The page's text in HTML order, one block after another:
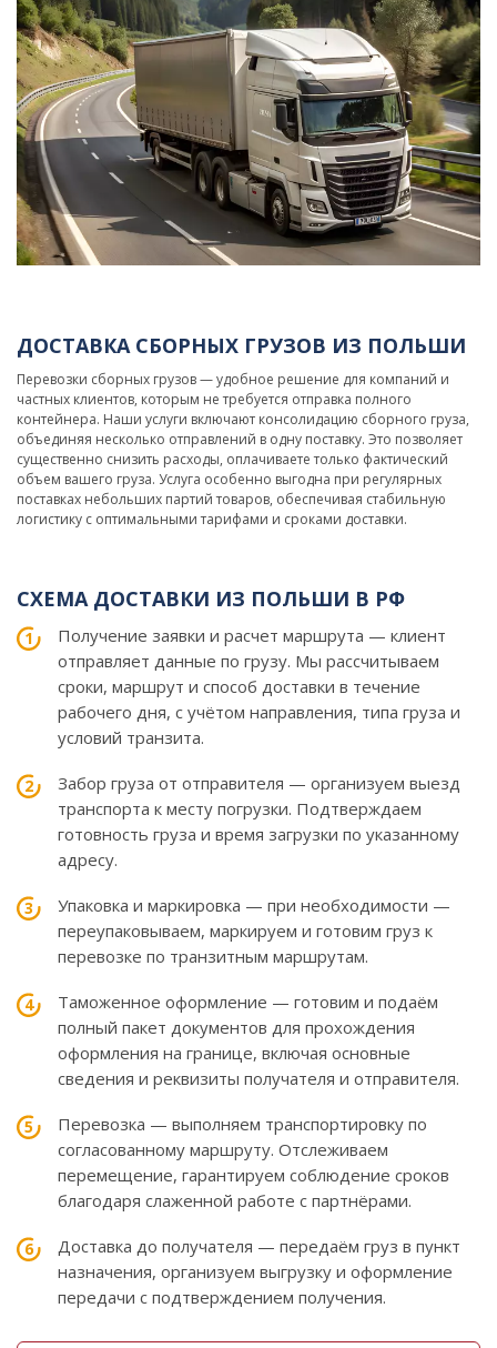
ДОСТАВКА СБОРНЫХ ГРУЗОВ ИЗ ПОЛЬШИ
Перевозки сборных грузов — удобное решение для компаний и
частных клиентов, которым не требуется отправка полного
контейнера. Наши услуги включают консолидацию сборного груза,
объединяя несколько отправлений в одну поставку. Это позволяет
существенно снизить расходы, оплачиваете только фактический
объем вашего груза. Услуга особенно выгодна при регулярных
поставках небольших партий товаров, обеспечивая стабильную
логистику с оптимальными тарифами и сроками доставки.
СХЕМА ДОСТАВКИ ИЗ ПОЛЬШИ В РФ
Получение заявки и расчет маршрута — клиент
отправляет данные по грузу. Мы рассчитываем
сроки, маршрут и способ доставки в течение
рабочего дня, с учётом направления, типа груза и
условий транзита.
Забор груза от отправителя — организуем выезд
транспорта к месту погрузки. Подтверждаем
готовность груза и время загрузки по указанному
адресу.
Упаковка и маркировка — при необходимости —
переупаковываем, маркируем и готовим груз к
перевозке по транзитным маршрутам.
Таможенное оформление — готовим и подаём
полный пакет документов для прохождения
оформления на границе, включая основные
сведения и реквизиты получателя и отправителя.
Перевозка — выполняем транспортировку по
согласованному маршруту. Отслеживаем
перемещение, гарантируем соблюдение сроков
благодаря слаженной работе с партнёрами.
Доставка до получателя — передаём груз в пункт
назначения, организуем выгрузку и оформление
передачи с подтверждением получения.